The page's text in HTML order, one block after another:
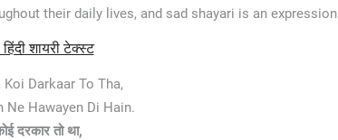
their daily lives, and sad shayari is an
शायरी टेक्स्ट
Koi Darkaar To Tha,
Ne Hawayen Di Hain.
दरकार तो था,